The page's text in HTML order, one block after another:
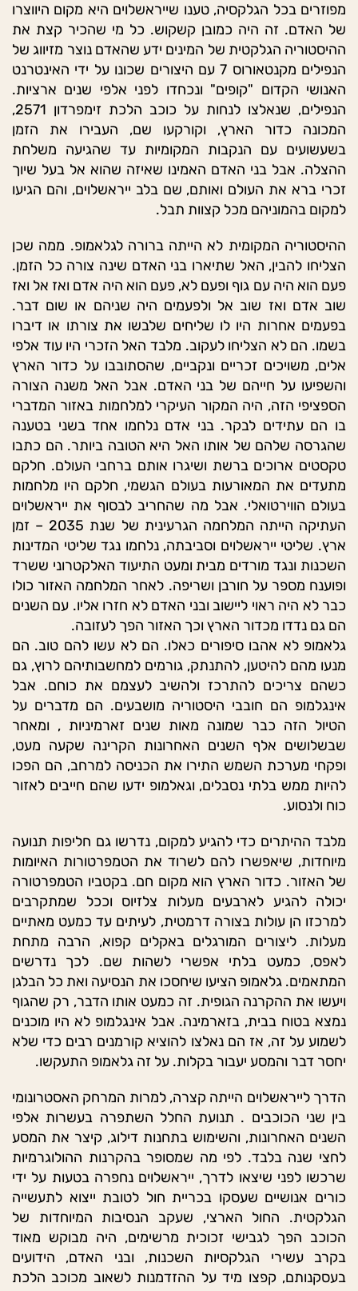
מפוזרים בכל הגלקסיה, טענו שייראשלוים היא מקום היווצרו
של האדם. זה היה כמובן קשקוש. כל מי שהכיר קצת את
ההיסטוריה הגלקטית של המינים ידע שהאדם נוצר מזיווג של
הנפילים מקנטאורוס 7 עם היצורים שכונו על ידי האינטרנט
האנושי הקדום "קופים" ונכחדו לפני אלפי שנים ארציות.
הנפילים, שנאלצו לנחות על כוכב הלכת זימפרדון 2571,
המכונה כדור הארץ, וקורקעו שם, העבירו את הזמן
בשעשועים עם הנקבות המקומיות עד שהגיעה משלחת
ההצלה. אבל בני האדם האמינו שאיזה שהוא אל בעל שיוך
זכרי ברא את העולם ואותם, שם בלב ייראשלוים, והם הגיעו
למקום בהמוניהם מכל קצוות תבל.
ההיסטוריה המקומית לא הייתה ברורה לגלאמופ. ממה שכן
הצליחו להבין, האל שתיארו בני האדם שינה צורה כל הזמן.
פעם הוא היה עם גוף ופעם לא, פעם הוא היה אדם ואז אל ואז
שוב אדם ואז שוב אל ולפעמים היה שניהם או שום דבר.
בפעמים אחרות היו לו שליחים שלבשו את צורתו או דיברו
בשמו. הם לא הצליחו לעקוב. מלבד האל הזכרי היו עוד אלפי
אלים, משויכים זכריים ונקביים, שהסתובבו על כדור הארץ
והשפיעו על חייהם של בני האדם. אבל האל משנה הצורה
הספציפי הזה, היה המקור העיקרי למלחמות באזור המדברי
בו הם עתידים לבקר. בני אדם נלחמו אחד בשני בטענה
שהגרסה שלהם של אותו האל היא הטובה ביותר. הם כתבו
טקסטים ארוכים ברשת ושיגרו אותם ברחבי העולם. חלקם
מתעדים את המאורעות בעולם הגשמי, חלקם היו מלחמות
בעולם הווירטואלי. אבל מה שהחריב לבסוף את ייראשלוים
העתיקה הייתה המלחמה הגרעינית של שנת 2035 – זמן
ארץ. שליטי ייראשלוים וסביבתה, נלחמו נגד שליטי המדינות
השכנות ונגד מורדים מבית ומעט התיעוד האלקטרוני ששרד
ופוענח מספר על חורבן ושריפה. לאחר המלחמה האזור כולו
כבר לא היה ראוי ליישוב ובני האדם לא חזרו אליו. עם השנים
הם גם נדדו מכדור הארץ וכך האזור הפך לעזובה.
גלאמופ לא אהבו סיפורים כאלו. הם לא עשו להם טוב. הם
מנעו מהם להיטען, להתנתק, גורמים למחשבותיהם לרוץ, גם
כשהם צריכים להתרכז ולהשיב לעצמם את כוחם. אבל
אינגלמופ הם חובבי היסטוריה מושבעים. הם מדברים על
הטיול הזה כבר שמונה מאות שנים זארמיניות , ומאחר
שבשלושים אלף השנים האחרונות הקרינה שקעה מעט,
ופקחי מערכת השמש התירו את הכניסה למרחב, הם הפכו
להיות ממש בלתי נסבלים, וגאלמופ ידעו שהם חייבים לאזור
כוח ולנסוע.
מלבד ההיתרים כדי להגיע למקום, נדרשו גם חליפות תנועה
מיוחדות, שיאפשרו להם לשרוד את הטמפרטורות האיומות
של האזור. כדור הארץ הוא מקום חם. בקטביו הטמפרטורה
יכולה להגיע לארבעים מעלות צלזיוס וככל שמתקרבים
למרכזו הן עולות בצורה דרמטית, לעיתים עד כמעט מאתיים
מעלות. ליצורים המורגלים באקלים קפוא, הרבה מתחת
לאפס, כמעט בלתי אפשרי לשהות שם. לכך נדרשים
המתאמים. גלאמופ הציעו שיחסכו את הנסיעה ואת כל הבלגן
ויעשו את ההקרנה הגופית. זה כמעט אותו הדבר, רק שהגוף
נמצא בטוח בבית, בזארמינה. אבל אינגלמופ לא היו מוכנים
לשמוע על זה, אז הם נאלצו להוציא קורמנים רבים כדי שלא
יחסר דבר והמסע יעבור בקלות. על זה גלאמופ התעקשו.
הדרך לייראשלוים הייתה קצרה, למרות המרחק האסטרונומי
בין שני הכוכבים . תנועת החלל השתפרה בעשרות אלפי
השנים האחרונות, והשימוש בתחנות דילוג, קיצר את המסע
לחצי שנה בלבד. לפי מה שמסופר בהקרנות ההולוגרמיות
שרכשו לפני שיצאו לדרך, ייראשלוים נחפרה בטעות על ידי
כורים אנושיים שעסקו בכריית חול לטובת ייצוא לתעשייה
הגלקטית. החול הארצי, שעקב הנסיבות המיוחדות של
הכוכב הפך לגבישי זכוכית מרשימים, היה מבוקש מאוד
בקרב עשירי הגלקסיות השכנות, ובני האדם, הידועים
בעסקנותם, קפצו מיד על ההזדמנות לשאוב מכוכב הלכת